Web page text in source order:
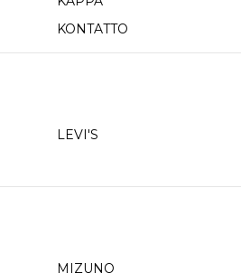
KONTATTO
LEVI'S
MIZUNO